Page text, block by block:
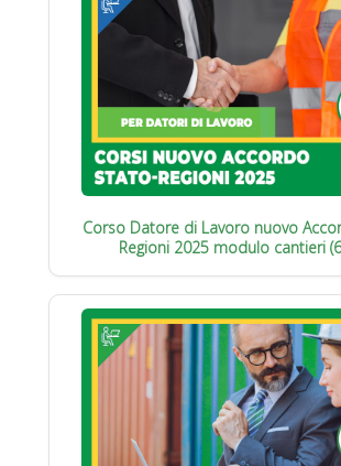
Corso Datore di Lavoro nuovo
Regioni 2025 modulo cantieri